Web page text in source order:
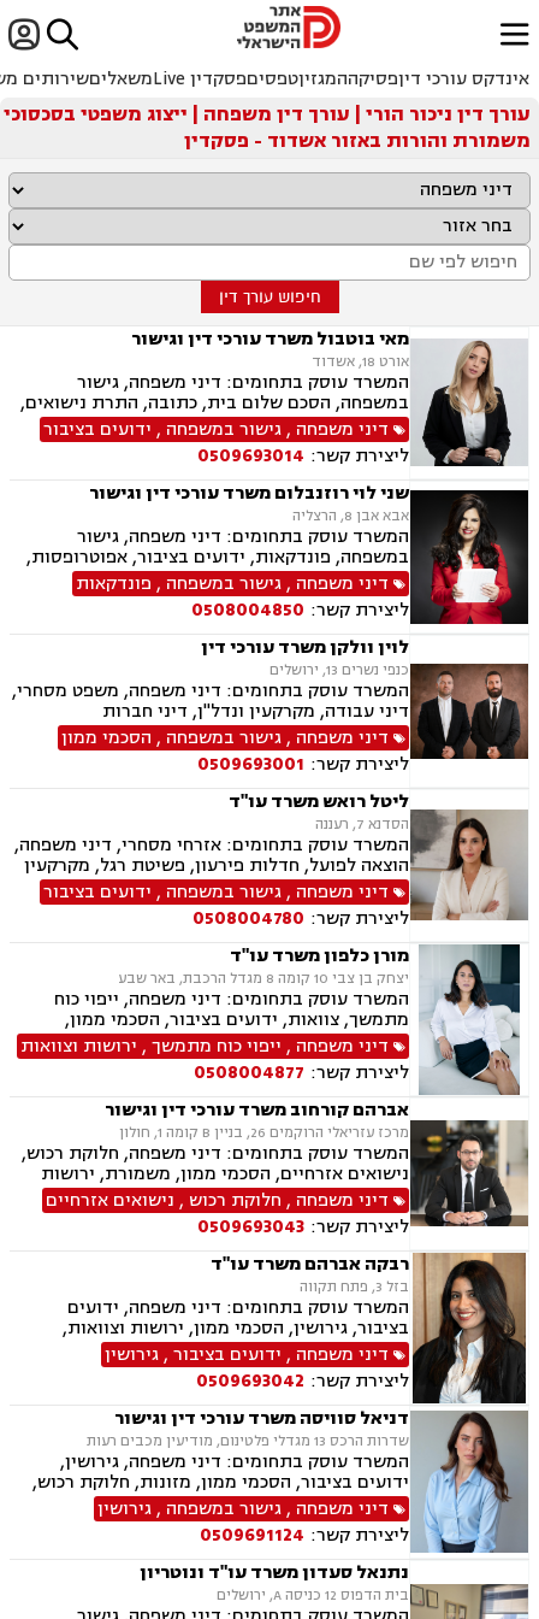

ﱐ
אינדקס עורכי דיןפסיקההמגזיןטפסיםפסקדין Live משאליםשירותים
עורך דין ניכור הורי | עורך דין משפחה | ייצוג משפטי בסכסוכי
משמורת והורות באזור אשדוד - פסקדין
חיפוש עורך דין
מאי בוטבול משרד עורכי דין וגישור
אורט 18, אשדוד
המשרד עוסק בתחומים: דיני משפחה, גישור
במשפחה, הסכם שלום בית, כתובה, התרת נישואים,
ידועים בציבור, אפוטרופסות, הסכמי ממון, מזונות,
גירושין, הורות חד מינית, נישואים אזרחיים, חלוקת
רכוש, תיאום הורי, זמני שהות (החזקת ילדים), ניכור
הורי, ייפוי כוח מתמשך, ירושות וצוואות
דיני משפחה ,גישור במשפחה , ידועים בציבור
ליצירת קשר: 0509693014
שני לוי רוזנבלום משרד עורכי דין וגישור
אבא אבן 8, הרצליה
המשרד עוסק בתחומים: דיני משפחה, גישור
במשפחה, פונדקאות, ידועים בציבור, אפוטרופסות,
הסכמי ממון, אבהות, מזונות, משמורת, גירושין,
הורות חד מינית, נישואים אזרחיים, חוק הנוער,
אימוץ, חלוקת רכוש, מעמד אישי, תיאום הורי, חטיפת
ילדים, זמני שהות (החזקת ילדים), אומנה, ניכור הורי,
עסקאות מתנה.
דיני משפחה ,גישור במשפחה , פונדקאות
ליצירת קשר: 0508004850
לוין וולקן משרד עורכי דין
כנפי נשרים 13, ירושלים
המשרד עוסק בתחומים: דיני משפחה, משפט מסחרי,
דיני עבודה, מקרקעין ונדל"ן, דיני חברות
דיני משפחה ,גישור במשפחה , הסכמי ממון
ליצירת קשר: 0509693001
ליטל רואש משרד עו"ד
הסדנא 7, רעננה
המשרד עוסק בתחומים: אזרחי מסחרי, דיני משפחה,
הוצאה לפועל, חדלות פירעון, פשיטת רגל, מקרקעין
ונדל"ן, ייפוי כוח מתמשך, צבא ומשרד הביטחון,
ביטוח לאומי.
דיני משפחה ,גישור במשפחה , ידועים בציבור
ליצירת קשר: 0508004780
מורן כלפון משרד עו"ד
יצחק בן צבי 10 קומה 8 מגדל הרכבת, באר שבע
המשרד עוסק בתחומים: דיני משפחה, ייפוי כוח
מתמשך, צוואות, ידועים בציבור, הסכמי ממון,
אבהות, מזונות, משמורת, גירושין, נישואים אזרחיים,
ניכור הורי
דיני משפחה , ייפוי כוח מתמשך, ירושות וצוואות
ליצירת קשר: 0508004877
אברהם קורחוב משרד עורכי דין וגישור
מרכז עזריאלי הרוקמים 26, בניין B קומה 1, חולון
המשרד עוסק בתחומים: דיני משפחה, חלוקת רכוש,
נישואים אזרחיים, הסכמי ממון, משמורת, ירושות
וצוואות, גירושין, זמני שהות, מזונות, ידועים בציבור,
גישור ובוררות, גישור במשפחה, תיאום הורי, ניכור
הורי, כתובה, אבהות, מעמד אישי, עסקאות מתנה.
דיני משפחה , חלוקת רכוש , נישואים אזרחיים
ליצירת קשר: 0509693043
רבקה אברהם משרד עו"ד
בזל 3, פתח תקווה
המשרד עוסק בתחומים: דיני משפחה, ידועים
בציבור, גירושין, הסכמי ממון, ירושות וצוואות,
אבהות, מזונות, משמורת, חוק הנוער, חלוקת רכוש,
זמני שהות, החזקת ילדים, ניכור הורי, אומנה, משפט
אזרחי, דיני חוזים, פלילי
דיני משפחה , ידועים בציבור,גירושין
ליצירת קשר: 0509693042
דניאל סוויסה משרד עורכי דין וגישור
שדרות הרכס 13 מגדלי פלטינום, מודיעין מכבים רעות
המשרד עוסק בתחומים: דיני משפחה, גירושין,
ידועים בציבור, הסכמי ממון, מזונות, חלוקת רכוש,
מעמד אישי, תיאום הורי, זמני שהות (החזקת ילדים),
אלימות במשפחה, ניכור הורי, אפוטרופסות, ירושות
וצוואות, גישור במשפחה, ליטיגציה, ייפוי כוח
מתמשך.
דיני משפחה ,גישור במשפחה ,גירושין
ליצירת קשר: 0509691124
נתנאל סעדון משרד עו"ד ונוטריון
בית הדפוס 12 כניסה A, ירושלים